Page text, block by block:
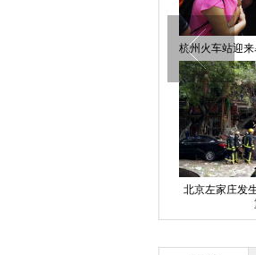
旧时光：50年代
广东河源吸毒“移动
豪华